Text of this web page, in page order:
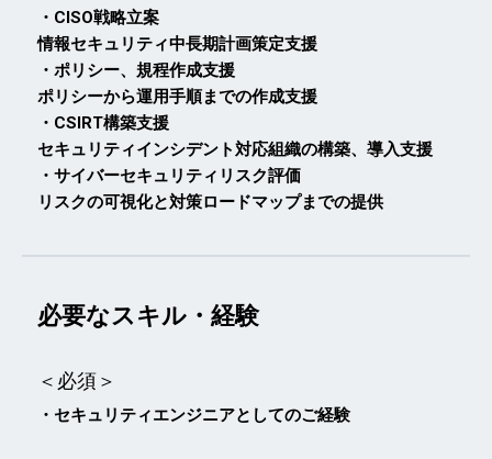
・CISO戦略立案
情報セキュリティ中長期計画策定支援
・ポリシー、規程作成支援
ポリシーから運用手順までの作成支援
・CSIRT構築支援
セキュリティインシデント対応組織の構築、導入支援
・サイバーセキュリティリスク評価
リスクの可視化と対策ロードマップまでの提供
必要なスキル・経験
＜必須＞
・セキュリティエンジニアとしてのご経験